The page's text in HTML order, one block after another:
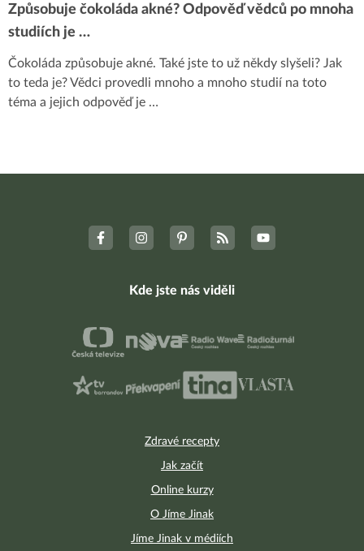
Způsobuje čokoláda akné? Odpověď vědců po mnoha
studiích je …
Čokoláda způsobuje akné. Také jste to už někdy slyšeli? Jak
to teda je? Vědci provedli mnoho a mnoho studií na toto
téma a jejich odpověď je …
Zdravé recepty
Jak začít
Online kurzy
O Jíme Jinak
Jíme Jinak v médiích
Kde jste nás viděli